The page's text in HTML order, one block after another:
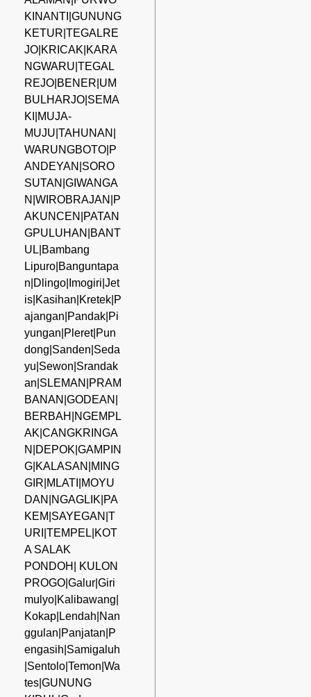
KINANTI|GUNUNG
KETUR|TEGALRE
JO|KRICAK|KARA
NGWARU|TEGAL
REJO|BENER|UM
BULHARJO|SEMA
KI|MUJA-
MUJU|TAHUNAN|
WARUNGBOTO|P
ANDEYAN|SORO
SUTAN|GIWANGA
N|WIROBRAJAN|P
AKUNCEN|PATAN
GPULUHAN|BANT
UL|Bambang
Lipuro|Banguntapa
n|Dlingo|Imogiri|Jet
is|Kasihan|Kretek|P
ajangan|Pandak|Pi
yungan|Pleret|Pun
dong|Sanden|Seda
yu|Sewon|Srandak
an|SLEMAN|PRAM
BANAN|GODEAN|
BERBAH|NGEMPL
AK|CANGKRINGA
N|DEPOK|GAMPIN
G|KALASAN|MING
GIR|MLATI|MOYU
DAN|NGAGLIK|PA
KEM|SAYEGAN|T
URI|TEMPEL|KOT
A SALAK
PONDOH| KULON
PROGO|Galur|Giri
mulyo|Kalibawang|
Kokap|Lendah|Nan
ggulan|Panjatan|P
engasih|Samigaluh
|Sentolo|Temon|Wa
tes|GUNUNG